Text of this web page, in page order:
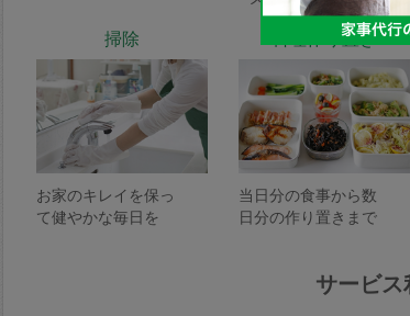
掃除
お家のキレイを保っ
て健やかな毎日を
料理作り置き
当日分の食事から数
日分の作り置きまで
サービ